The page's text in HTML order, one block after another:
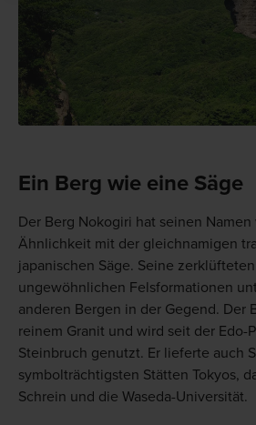
Ein Berg wie eine Säge
Der Berg Nokogiri hat seinen
Ähnlichkeit mit der gleichnamigen
japanischen Säge. Seine
ungewöhnlichen Felsformationen
anderen Bergen in der Gegend. Der
reinem Granit und wird seit der Edo-
Steinbruch genutzt. Er lieferte auch
symbolträchtigsten Stätten Tokyos,
Schrein und die Waseda-Universität.